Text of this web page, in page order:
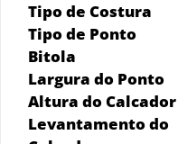
Tipo de Costura
Tipo de Ponto
Bitola
Largura do Ponto
Altura do Calcador
Levantamento do